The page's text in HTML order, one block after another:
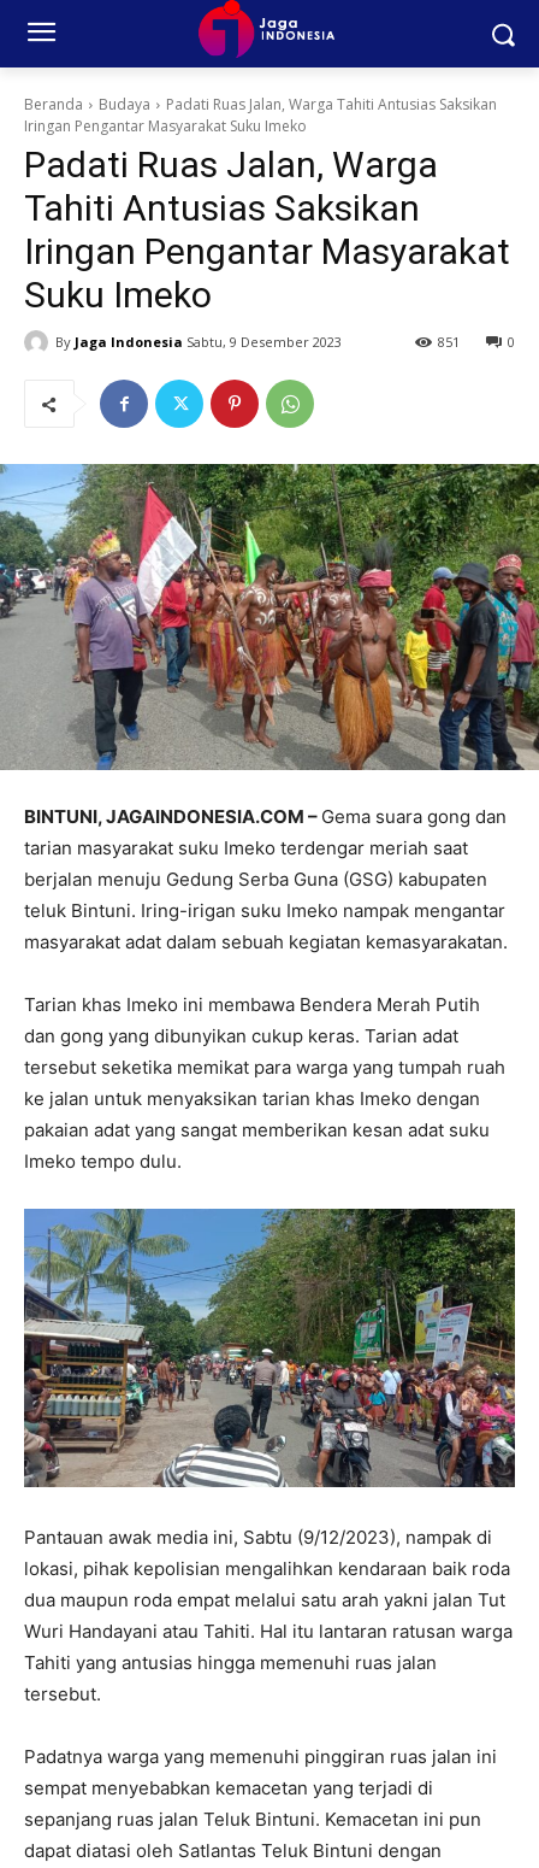
Beranda Budaya
Padati Ruas Jalan, Warga Tahiti Antusias Saksikan
Iringan Pengantar Masyarakat Suku Imeko
Padati Ruas Jalan, Warga
Tahiti Antusias Saksikan
Iringan Pengantar Masyarakat
Suku Imeko
By Jaga Indonesia Sabtu, 9 Desember 2023 0
851
BINTUNI, JAGAINDONESIA.COM – Gema suara gong dan
tarian masyarakat suku Imeko terdengar meriah saat
berjalan menuju Gedung Serba Guna (GSG) kabupaten
teluk Bintuni. Iring-irigan suku Imeko nampak mengantar
masyarakat adat dalam sebuah kegiatan kemasyarakatan.
Tarian khas Imeko ini membawa Bendera Merah Putih
dan gong yang dibunyikan cukup keras. Tarian adat
tersebut seketika memikat para warga yang tumpah ruah
ke jalan untuk menyaksikan tarian khas Imeko dengan
pakaian adat yang sangat memberikan kesan adat suku
Imeko tempo dulu.
Pantauan awak media ini, Sabtu (9/12/2023), nampak di
lokasi, pihak kepolisian mengalihkan kendaraan baik roda
dua maupun roda empat melalui satu arah yakni jalan Tut
Wuri Handayani atau Tahiti. Hal itu lantaran ratusan warga
Tahiti yang antusias hingga memenuhi ruas jalan
tersebut.
Padatnya warga yang memenuhi pinggiran ruas jalan ini
sempat menyebabkan kemacetan yang terjadi di
sepanjang ruas jalan Teluk Bintuni. Kemacetan ini pun
dapat diatasi oleh Satlantas Teluk Bintuni dengan